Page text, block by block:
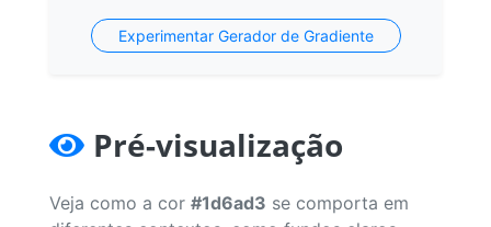
Experimentar Gerador de Gradiente
Pré-visualização
Veja como a cor #1d6ad3 se comporta em